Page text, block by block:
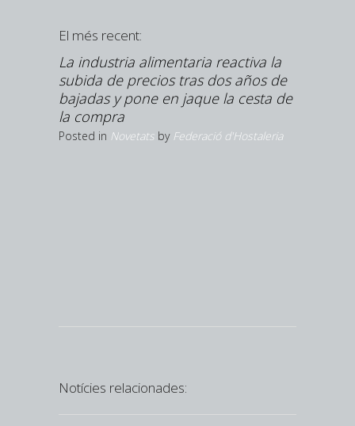
El més recent:
La industria alimentaria reactiva la
subida de precios tras dos años de
bajadas y pone en jaque la cesta de
la compra
Posted in Novetats by Federació d'Hostaleria
Notícies relacionades: